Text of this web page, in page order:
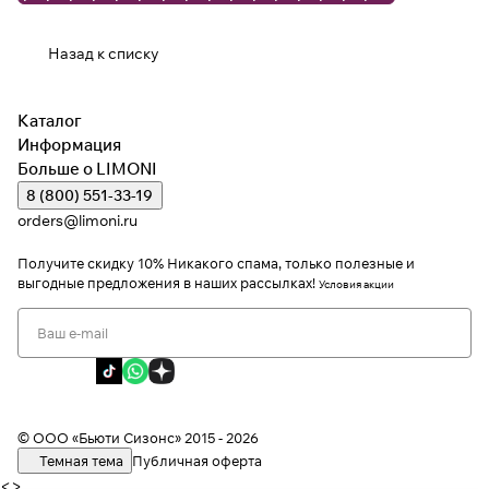
Назад к списку
Каталог
Информация
Больше о LIMONI
8 (800) 551-33-19
orders@limoni.ru
Получите скидку 10% Никакого спама, только полезные и
выгодные предложения в наших рассылках! Условия акции
© ООО «Бьюти Сизонс» 2015 - 2026
Темная тема
Публичная оферта